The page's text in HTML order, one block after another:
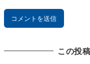
この投